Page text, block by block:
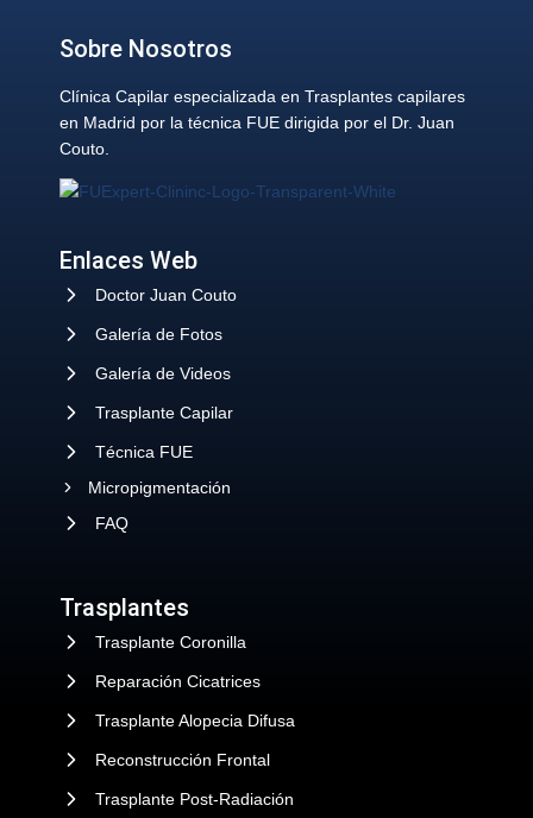
Sobre Nosotros
Clínica Capilar especializada en Trasplantes capilares
en Madrid por la técnica FUE dirigida por el Dr. Juan
Couto.
Enlaces Web
Doctor Juan Couto
Galería de Fotos
Galería de Videos
Trasplante Capilar
Técnica FUE
Micropigmentación
FAQ
Trasplantes
Trasplante Coronilla
Reparación Cicatrices
Trasplante Alopecia Difusa
Reconstrucción Frontal
Trasplante Post-Radiación